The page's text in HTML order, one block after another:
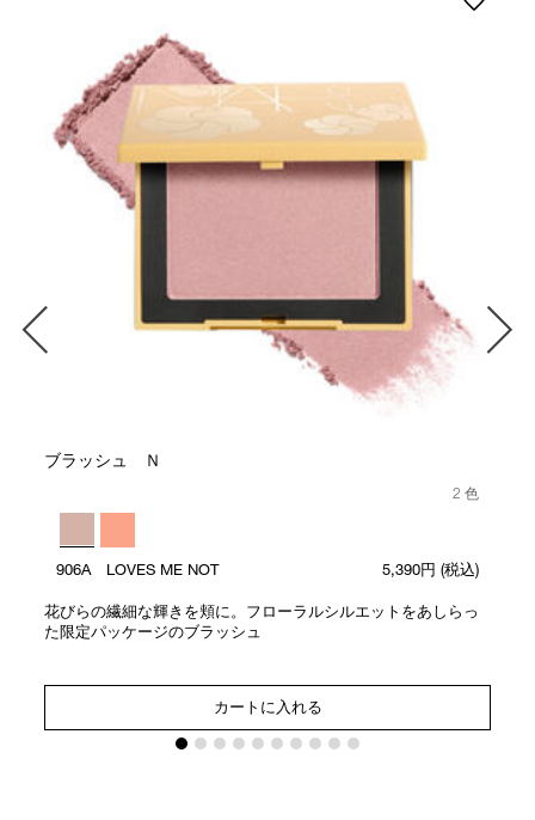
ブラッシュ Ｎ
2 色
906A LOVES ME NOT 5,390円 (税込)
花びらの繊細な輝きを頬に。フローラルシルエットをあしらっ
た限定パッケージのブラッシュ
カートに入れる